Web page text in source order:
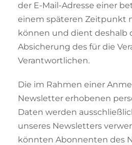
der E-Mail-Adresse einer
einem späteren Zeitpunkt
können und dient deshalb
Absicherung des für die
Verantwortlichen.
Die im Rahmen einer
Newsletter erhobenen
Daten werden
unseres Newsletters
könnten Abonnenten des